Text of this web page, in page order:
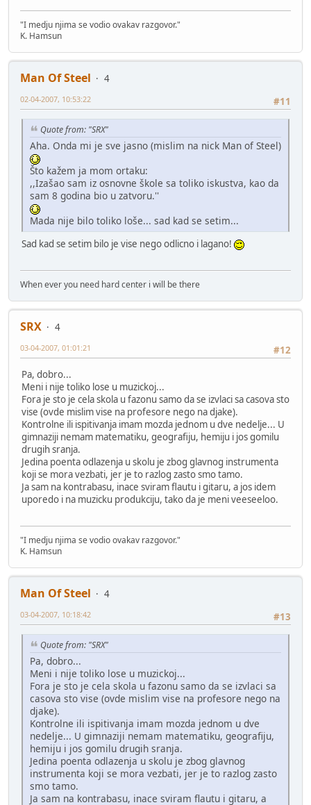
"I medju njima se vodio ovakav razgovor."
K. Hamsun
Man Of Steel
4
#11
02-04-2007, 10:53:22
Quote from: "SRX"
Aha. Onda mi je sve jasno (mislim na nick Man of Steel)
Što kažem ja mom ortaku:
,,Izašao sam iz osnovne škole sa toliko iskustva, kao da
sam 8 godina bio u zatvoru.''
Mada nije bilo toliko loše... sad kad se setim...
Sad kad se setim bilo je vise nego odlicno i lagano!
When ever you need hard center i will be there
SRX
4
#12
03-04-2007, 01:01:21
Pa, dobro...
Meni i nije toliko lose u muzickoj...
Fora je sto je cela skola u fazonu samo da se izvlaci sa casova sto
vise (ovde mislim vise na profesore nego na djake).
Kontrolne ili ispitivanja imam mozda jednom u dve nedelje... U
gimnaziji nemam matematiku, geografiju, hemiju i jos gomilu
drugih sranja.
Jedina poenta odlazenja u skolu je zbog glavnog instrumenta
koji se mora vezbati, jer je to razlog zasto smo tamo.
Ja sam na kontrabasu, inace sviram flautu i gitaru, a jos idem
uporedo i na muzicku produkciju, tako da je meni veeseeloo.
"I medju njima se vodio ovakav razgovor."
K. Hamsun
Man Of Steel
4
#13
03-04-2007, 10:18:42
Quote from: "SRX"
Pa, dobro...
Meni i nije toliko lose u muzickoj...
Fora je sto je cela skola u fazonu samo da se izvlaci sa
casova sto vise (ovde mislim vise na profesore nego na
djake).
Kontrolne ili ispitivanja imam mozda jednom u dve
nedelje... U gimnaziji nemam matematiku, geografiju,
hemiju i jos gomilu drugih sranja.
Jedina poenta odlazenja u skolu je zbog glavnog
instrumenta koji se mora vezbati, jer je to razlog zasto
smo tamo.
Ja sam na kontrabasu, inace sviram flautu i gitaru, a